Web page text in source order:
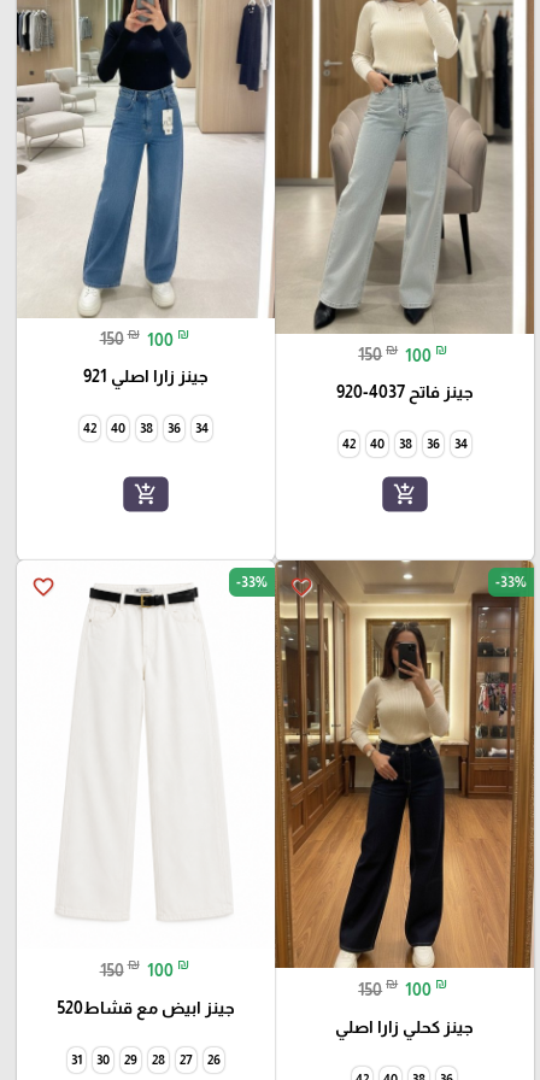
150 ₪ 100 ₪
جينز فاتح 4037-920
34
36
38
40
42
add_shopping_cart
150 ₪ 100 ₪
جينز زارا اصلي 921
34
36
38
40
42
add_shopping_cart
favorite_border -33%
150 ₪ 100 ₪
جينز كحلي زارا اصلي
favorite_border -33%
150 ₪ 100 ₪
جينز ابيض مع قشاط520
26
27
28
29
30
31